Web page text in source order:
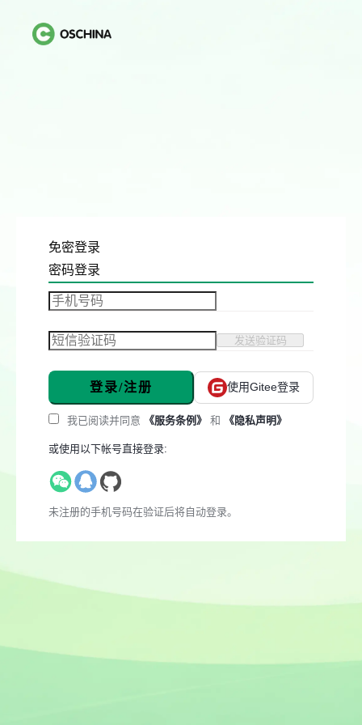
免密登录
密码登录
发送验证码
登录/注册 使用Gitee登录
我已阅读并同意 《服务条例》 和 《隐私声明》
或使用以下帐号直接登录:
未注册的手机号码在验证后将自动登录。